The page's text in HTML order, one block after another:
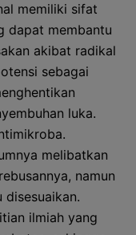
memiliki sifat
dapat membantu
akibat radikal
sebagai
luka.
melibatkan
namun
disesuaikan.
ilmiah yang